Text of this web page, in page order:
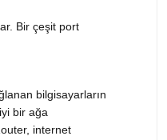
Bir çeşit port
bilgisayarların
bir ağa
internet